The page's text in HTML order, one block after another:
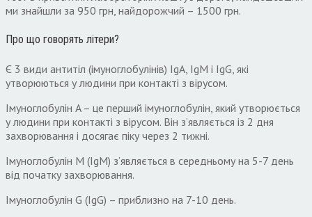
ми знайшли за 950 грн, найдорожчий – 1500 грн.
Про що говорять літери?
Є 3 види антитіл (імуноглобулінів) IgA, IgМ і IgG, які
утворюються у людини при контакті з вірусом.
Імуноглобулін A – це перший імуноглобулін, який утворюється
у людини при контакті з вірусом. Він з’являється із 2 дня
захворювання і досягає піку через 2 тижні.
Імуноглобулін М (IgМ) з’являється в середньому на 5-7 день
від початку захворювання.
Імуноглобулін G (IgG) – приблизно на 7-10 день.